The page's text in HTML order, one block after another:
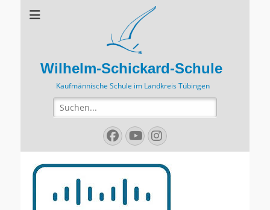
Wilhelm-Schickard-Schule
Kaufmännische Schule im Landkreis Tübingen
Suchen
nach:
Facebook
YouTube
Instagram